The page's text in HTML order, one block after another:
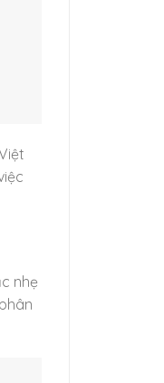
nhẹ